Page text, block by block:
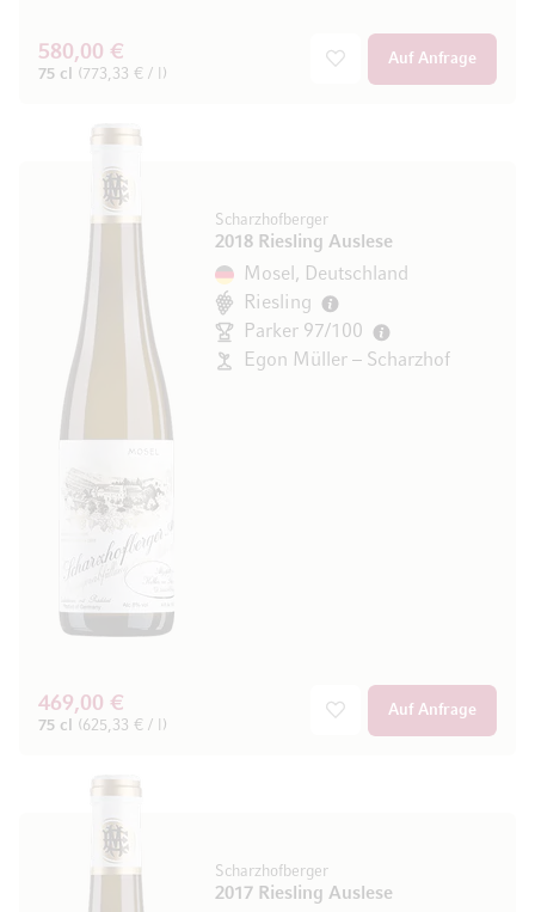
580,00 €
75 cl (773,33 € / l)
Auf Anfrage
Scharzhofberger
2018 Riesling Auslese
Mosel, Deutschland
Riesling
Parker 97/100
Egon Müller – Scharzhof
469,00 €
75 cl (625,33 € / l)
Auf Anfrage
Scharzhofberger
2017 Riesling Auslese